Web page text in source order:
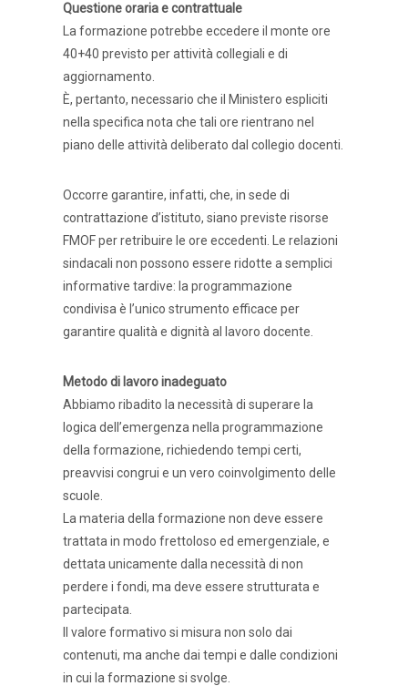
Questione oraria e contrattuale
La formazione potrebbe eccedere il monte ore
40+40 previsto per attività collegiali e di
aggiornamento.
È, pertanto, necessario che il Ministero espliciti
nella specifica nota che tali ore rientrano nel
piano delle attività deliberato dal collegio docenti.
Occorre garantire, infatti, che, in sede di
contrattazione d’istituto, siano previste risorse
FMOF per retribuire le ore eccedenti. Le relazioni
sindacali non possono essere ridotte a semplici
informative tardive: la programmazione
condivisa è l’unico strumento efficace per
garantire qualità e dignità al lavoro docente.
Metodo di lavoro inadeguato
Abbiamo ribadito la necessità di superare la
logica dell’emergenza nella programmazione
della formazione, richiedendo tempi certi,
preavvisi congrui e un vero coinvolgimento delle
scuole.
La materia della formazione non deve essere
trattata in modo frettoloso ed emergenziale, e
dettata unicamente dalla necessità di non
perdere i fondi, ma deve essere strutturata e
partecipata.
Il valore formativo si misura non solo dai
contenuti, ma anche dai tempi e dalle condizioni
in cui la formazione si svolge.